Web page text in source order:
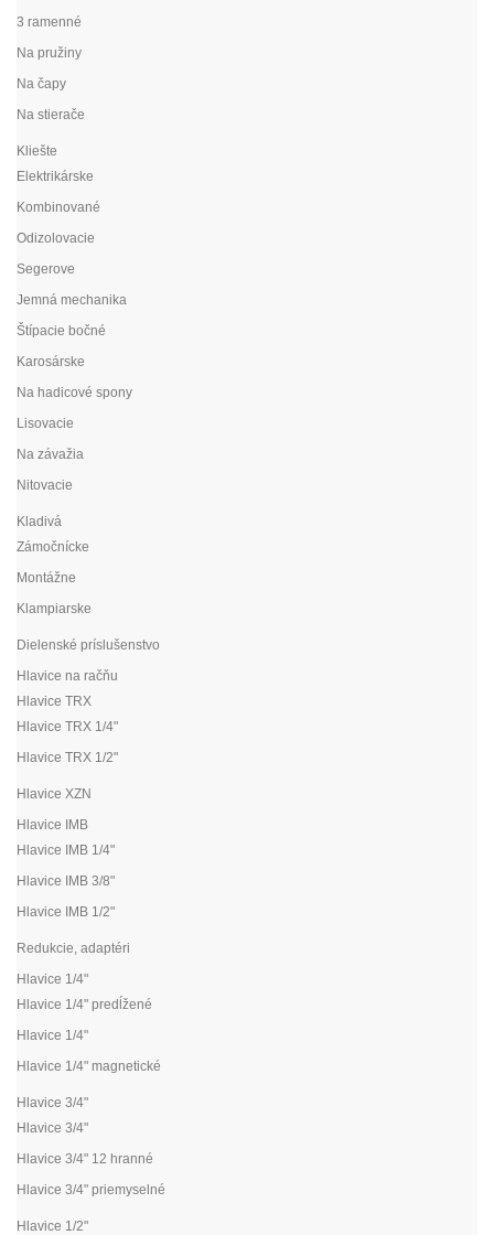
3 ramenné
Na pružiny
Na čapy
Na stierače
Kliešte
Elektrikárske
Kombinované
Odizolovacie
Segerove
Jemná mechanika
Štípacie bočné
Karosárske
Na hadicové spony
Lisovacie
Na závažia
Nitovacie
Kladivá
Zámočnícke
Montážne
Klampiarske
Dielenské príslušenstvo
Hlavice na račňu
Hlavice TRX
Hlavice TRX 1/4"
Hlavice TRX 1/2"
Hlavice XZN
Hlavice IMB
Hlavice IMB 1/4"
Hlavice IMB 3/8"
Hlavice IMB 1/2"
Redukcie, adaptéri
Hlavice 1/4"
Hlavice 1/4" predĺžené
Hlavice 1/4"
Hlavice 1/4" magnetické
Hlavice 3/4"
Hlavice 3/4"
Hlavice 3/4" 12 hranné
Hlavice 3/4" priemyselné
Hlavice 1/2"